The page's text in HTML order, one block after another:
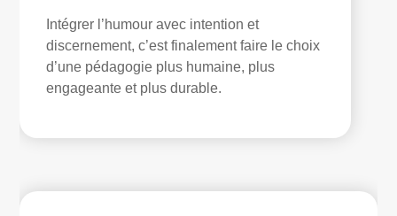
Intégrer l’humour avec intention et
discernement, c’est finalement faire le choix
d’une pédagogie plus humaine, plus
engageante et plus durable.